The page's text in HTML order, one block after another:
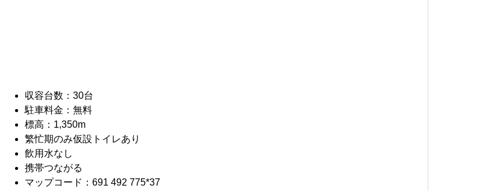
収容台数：30台
駐車料金：無料
標高：1,350m
繁忙期のみ仮設トイレあり
飲用水なし
携帯つながる
マップコード：691 492 775*37